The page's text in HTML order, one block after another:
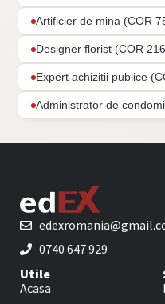
Artificier de mina (COR
Designer florist (COR
Expert achizitii publice
Administrator de
0740 647 929
Utile
Acasa